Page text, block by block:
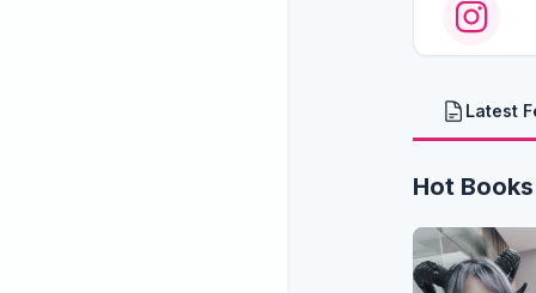
Latest
Hot Books